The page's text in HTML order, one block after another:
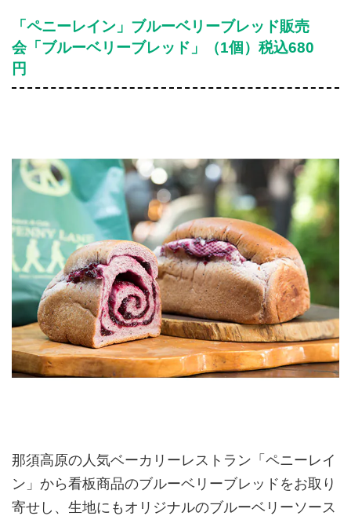
「ペニーレイン」ブルーベリーブレッド販売
会「ブルーベリーブレッド」（1個）税込680
円
那須高原の人気ベーカリーレストラン「ペニーレイ
ン」から看板商品のブルーベリーブレッドをお取り
寄せし、生地にもオリジナルのブルーベリーソース